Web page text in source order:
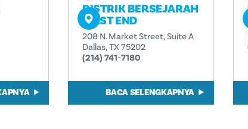
DISTRIK BERSEJARAH
WEST END
208 N. Market Street, Suite A
Dallas, TX 75202
(214) 741-7180
BACA SELENGKAPNYA